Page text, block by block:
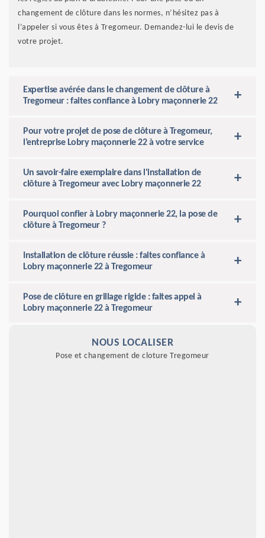
changement de clôture dans les normes, n’hésitez pas à
l’appeler si vous êtes à Tregomeur. Demandez-lui le devis de
votre projet.
Expertise avérée dans le changement de clôture à
Tregomeur : faites confiance à Lobry maçonnerie 22
Pour votre projet de pose de clôture à Tregomeur,
l’entreprise Lobry maçonnerie 22 à votre service
Un savoir-faire exemplaire dans l'installation de
clôture à Tregomeur avec Lobry maçonnerie 22
Pourquoi confier à Lobry maçonnerie 22, la pose de
clôture à Tregomeur ?
Installation de clôture réussie : faites confiance à
Lobry maçonnerie 22 à Tregomeur
Pose de clôture en grillage rigide : faites appel à
Lobry maçonnerie 22 à Tregomeur
NOUS LOCALISER
Pose et changement de cloture Tregomeur